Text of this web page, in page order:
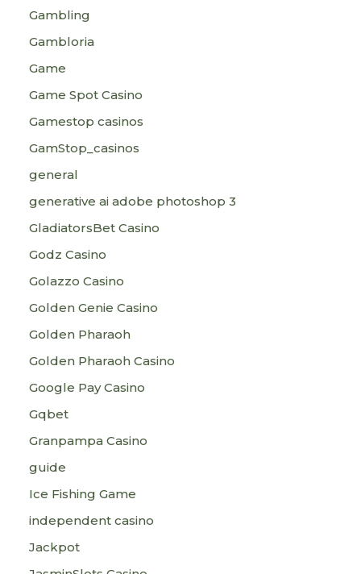
Gambling
Gambloria
Game
Game Spot Casino
Gamestop casinos
GamStop_casinos
general
generative ai adobe photoshop 3
GladiatorsBet Casino
Godz Casino
Golazzo Casino
Golden Genie Casino
Golden Pharaoh
Golden Pharaoh Casino
Google Pay Casino
Gqbet
Granpampa Casino
guide
Ice Fishing Game
independent casino
Jackpot